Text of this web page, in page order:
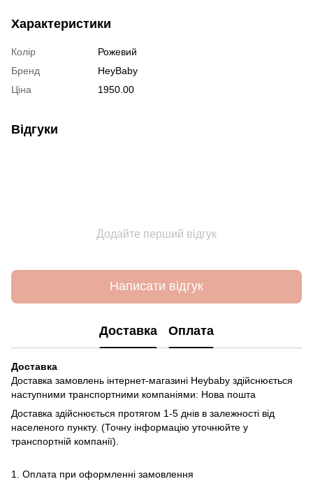
Характеристики
Колір
Рожевий
Бренд
HeyBaby
Ціна
1950.00
Відгуки
Додайте перший відгук
Написати відгук
Доставка Оплата
Доставка
Доставка замовлень інтернет-магазині Heybaby здійснюється
наступними транспортними компаніями: Нова пошта
Доставка здійснюється протягом 1-5 днів в залежності від
населеного пункту. (Точну інформацію уточнюйте у
транспортній компанії).
1. Оплата при оформленні замовлення